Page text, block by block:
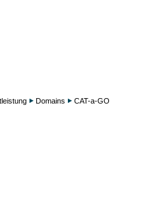
Domains CAT-a-GO